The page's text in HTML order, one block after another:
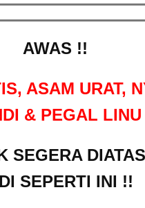
AWAS !!
ASAM URAT,
& PEGAL LINU
SEGERA
SEPERTI INI !!